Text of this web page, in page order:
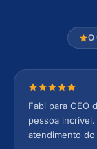
O
Nota 5 de 5
Fabi para CEO
pessoa
atendimento